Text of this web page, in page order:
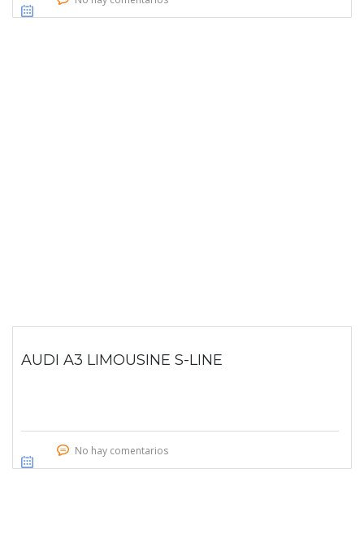
AUDI A3 LIMOUSINE S-LINE
No hay comentarios